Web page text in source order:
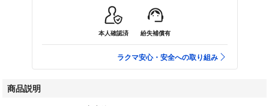
本人確認済 紛失補償有
ラクマ安心・安全への取り組み
商品説明